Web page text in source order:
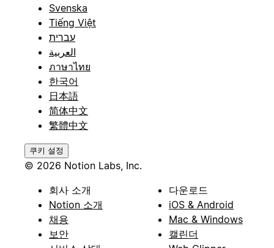
Svenska
Tiếng Việt
עברית
العربية
ภาษาไทย
한국어
日本語
简体中文
繁體中文
쿠키 설정
© 2026 Notion Labs, Inc.
회사 소개
Notion 소개
채용
보안
다운로드
iOS & Android
Mac & Windows
캘린더